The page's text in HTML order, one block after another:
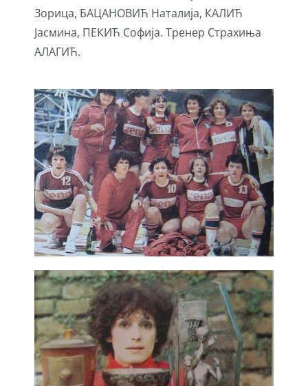
Зорица, БАЦАНОВИЋ Наталија, КАЛИЋ
Јасмина, ПЕКИЋ Софија. Тренер Страхиња
АЛАГИЋ.